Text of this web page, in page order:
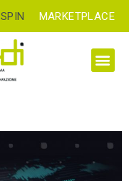
SPIN MARKETPLACE